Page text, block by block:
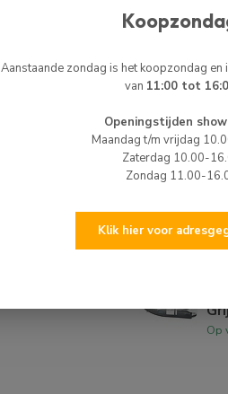
Op
Op
Op
Aanstaande zondag is het koopzondag
van 11:00 tot
Openingstijden
Maandag t/m vrijdag
Zaterdag 10.00-
Zondag 11.00-
Klik hier voor